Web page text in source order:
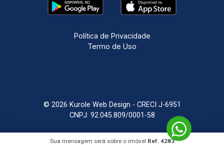
Sua mensagem será sobre o imóvel Ref. 4283
Política de Privacidade
Termo de Uso
© 2026 Kurole Web Design - CRECI J-6951
CNPJ: 92.045.809/0001-58
KUROLE